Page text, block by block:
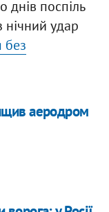
днів поспіль
нічний удар
без
аеродром